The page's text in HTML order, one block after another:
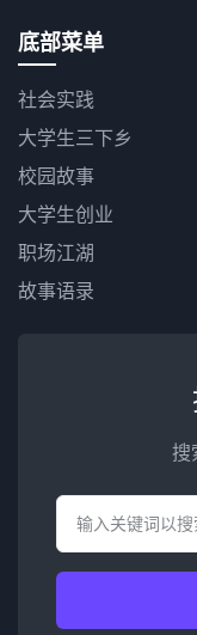
底部菜单
社会实践
大学生三下乡
校园故事
大学生创业
职场江湖
故事语录
搜